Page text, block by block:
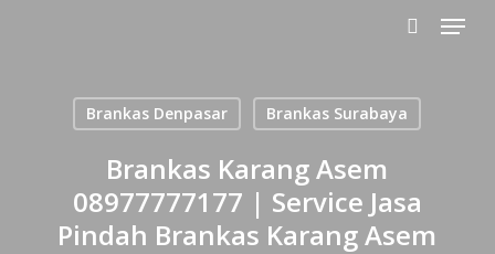
Menu
Brankas Denpasar Brankas Surabaya
Brankas Karang Asem
08977777177 | Service Jasa
Pindah Brankas Karang Asem